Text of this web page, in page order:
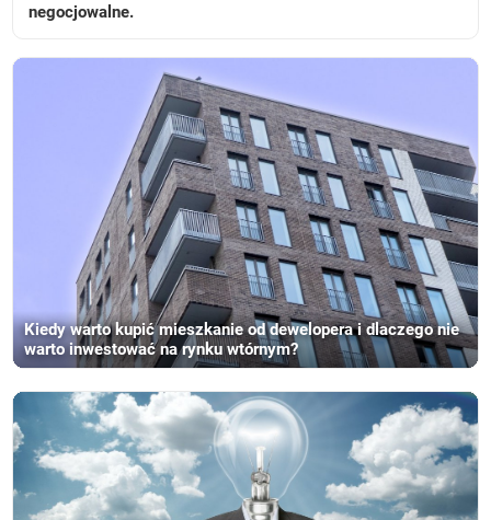
negocjowalne.
Kiedy warto kupić mieszkanie od dewelopera i dlaczego nie
warto inwestować na rynku wtórnym?